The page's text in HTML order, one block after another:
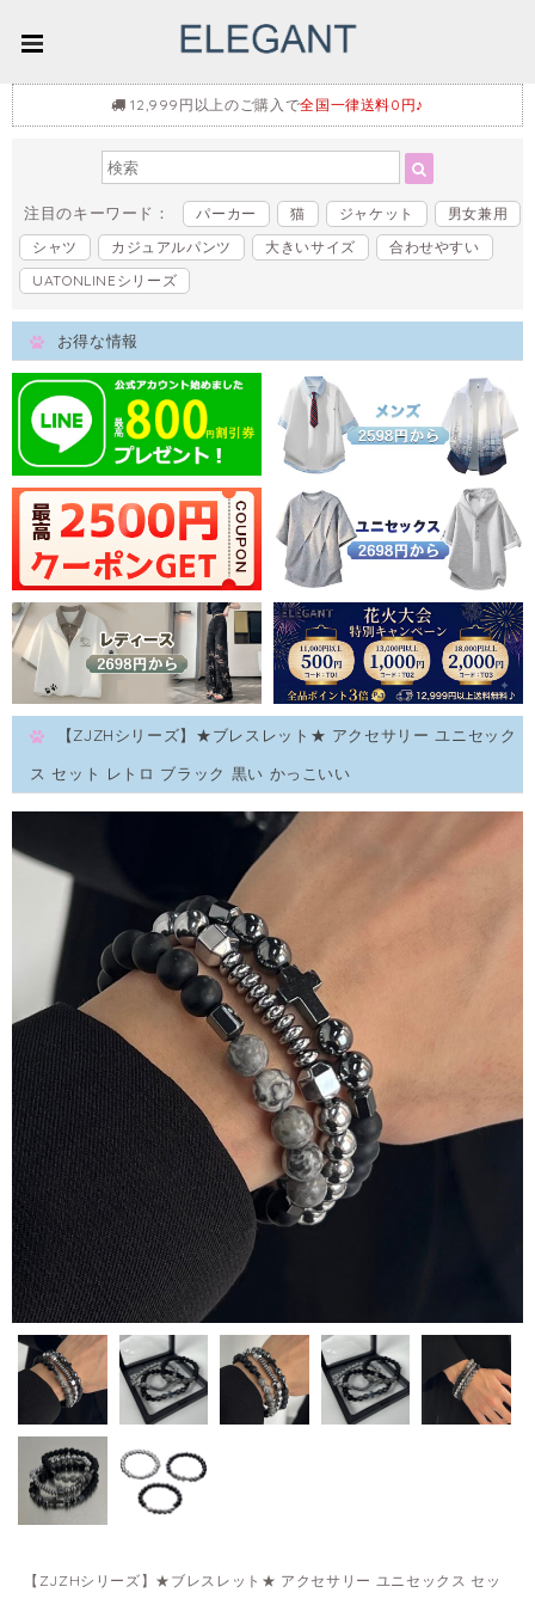
12,999円以上のご購入で全国一律送料0円♪
注目のキーワード： パーカー 猫 ジャケット
男女兼用
シャツ
カジュアルパンツ 大きいサイズ
合わせやすい
UATONLINEシリーズ
お得な情報
【ZJZHシリーズ】★ブレスレット★ アクセサリー ユニセック
ス セット レトロ ブラック 黒い かっこいい
【ZJZHシリーズ】★ブレスレット★ アクセサリー ユニセックス セッ